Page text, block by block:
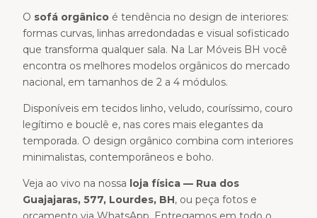
O sofá orgânico é tendência no design de interiores:
formas curvas, linhas arredondadas e visual sofisticado
que transforma qualquer sala. Na Lar Móveis BH você
encontra os melhores modelos orgânicos do mercado
nacional, em tamanhos de 2 a 4 módulos.
Disponíveis em tecidos linho, veludo, couríssimo, couro
legítimo e bouclê e, nas cores mais elegantes da
temporada. O design orgânico combina com interiores
minimalistas, contemporâneos e boho.
Veja ao vivo na nossa loja física — Rua dos
Guajajaras, 577, Lourdes, BH, ou peça fotos e